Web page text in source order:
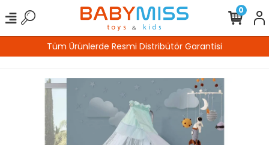
%100 Güvenli Alışveriş
0